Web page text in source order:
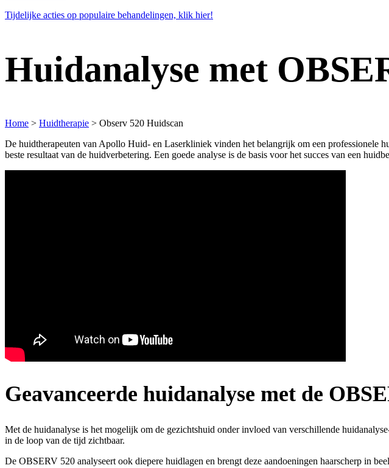
Tijdelijke acties op populaire behandelingen, klik hier!
Huidanalyse met
Home > Huidtherapie > Observ 520 Huidscan
De huidtherapeuten van Apollo Huid- en Laserkliniek vinden het belangrijk om een professionele
beste resultaat van de huidverbetering. Een goede analyse is de basis voor het succes van een
Geavanceerde huidanalyse met de
Met de huidanalyse is het mogelijk om de gezichtshuid onder invloed van verschillende
in de loop van de tijd zichtbaar.
De OBSERV 520 analyseert ook diepere huidlagen en brengt deze aandoeningen haarscherp in